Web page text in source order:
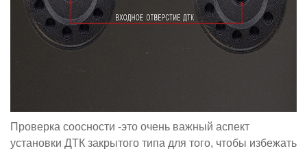
Проверка соосности -это очень важный аспект
установки ДТК закрытого типа для того, чтобы избежать